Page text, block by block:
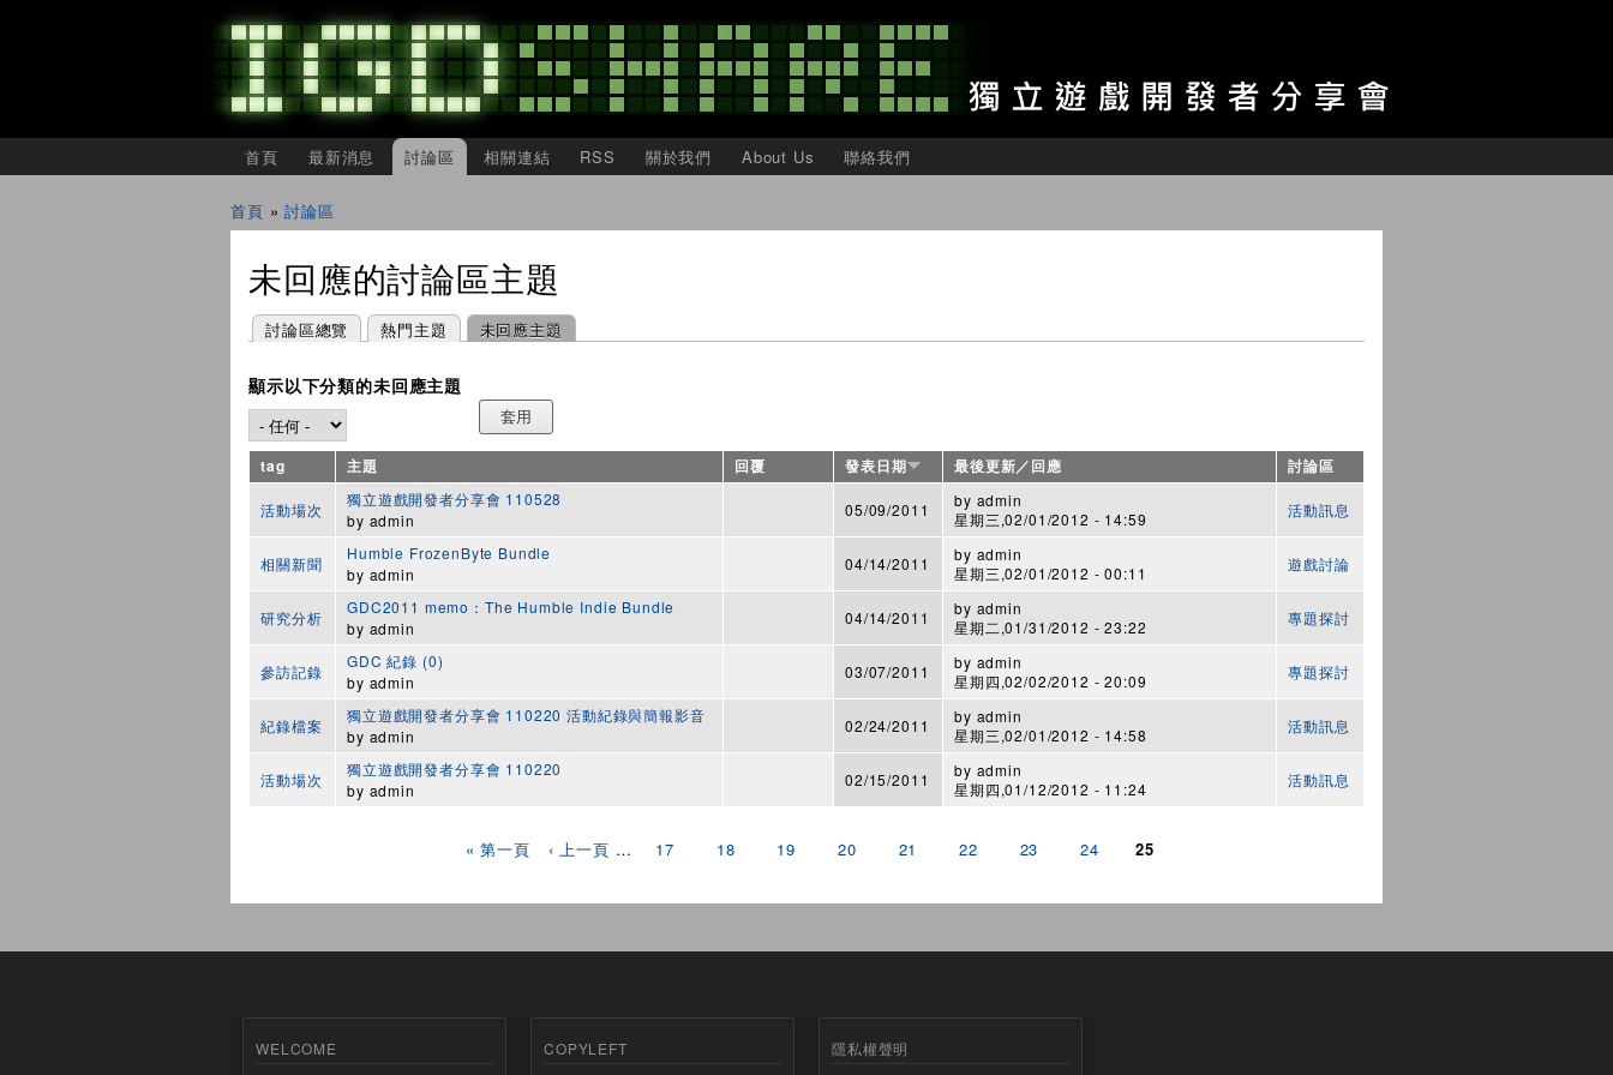
至
主
容
IGDSHARE
首頁 最新消息 討論區 相關連結 RSS 關於我們 About Us 聯絡我們
首頁 »討論區
未回應的討論區主題
主要索引標籤
討論區總覽 熱門主題 未回應主題
(作用中頁籤)
顯示以下分類的未回應主題
tag 主題 回覆 發表日期 最後更新／回應 討論區
活動場次
獨立遊戲開發者分享會 110528
by admin
05/09/2011 by admin
星期三,02/01/2012 - 14:59
活動訊息
相關新聞
Humble FrozenByte Bundle
by admin
04/14/2011 by admin
星期三,02/01/2012 - 00:11
遊戲討論
研究分析
GDC2011 memo：The Humble Indie Bundle
by admin
04/14/2011 by admin
星期二,01/31/2012 - 23:22
專題探討
參訪記錄
GDC 紀錄 (0)
by admin
03/07/2011 by admin
星期四,02/02/2012 - 20:09
專題探討
紀錄檔案
獨立遊戲開發者分享會 110220 活動紀錄與簡報影音
by admin
02/24/2011 by admin
星期三,02/01/2012 - 14:58
活動訊息
活動場次
獨立遊戲開發者分享會 110220
by admin
02/15/2011 by admin
星期四,01/12/2012 - 11:24
活動訊息
« 第一頁 ‹ 上一頁 … 17 18 19 20 21 22 23 24 25
WELCOME COPYLEFT 隱私權聲明